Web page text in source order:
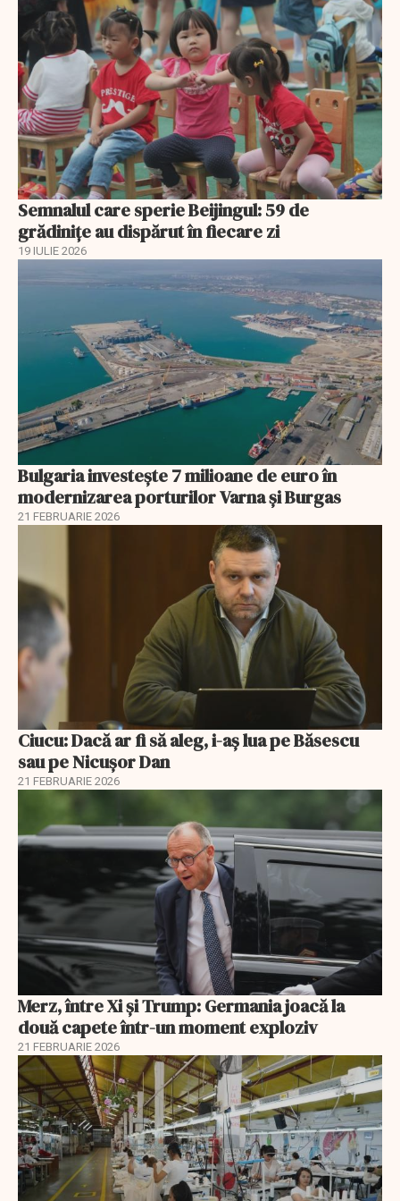
Semnalul care sperie Beijingul: 59 de
grădinițe au dispărut în fiecare zi
19 IULIE 2026
Bulgaria investește 7 milioane de euro în
modernizarea porturilor Varna și Burgas
21 FEBRUARIE 2026
Ciucu: Dacă ar fi să aleg, i-aș lua pe Băsescu
sau pe Nicușor Dan
21 FEBRUARIE 2026
Merz, între Xi și Trump: Germania joacă la
două capete într-un moment exploziv
21 FEBRUARIE 2026